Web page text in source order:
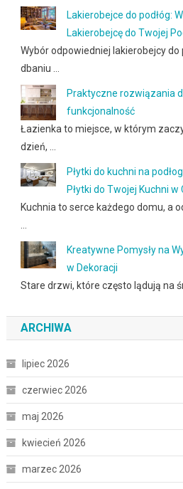
Lakierobejce do podłóg:
Lakierobejcę do Twojej
Wybór odpowiedniej lakierobejcy do
dbaniu …
Praktyczne rozwiązania
funkcjonalność
Łazienka to miejsce, w którym
dzień, …
Płytki do kuchni na
Płytki do Twojej Kuchni
Kuchnia to serce każdego domu, a
Kreatywne Pomysły na
w Dekoracji
Stare drzwi, które często lądują na
ARCHIWA
lipiec 2026
czerwiec 2026
maj 2026
kwiecień 2026
marzec 2026